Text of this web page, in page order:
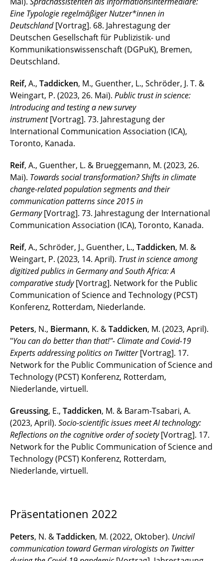
Eine Typologie regelmäßiger Nutzer*innen in
Deutschland[Vortrag]. 68. Jahrestagung der
Deutschen Gesellschaft für Publizistik- und
Kommunikationswissenschaft (DGPuK), Bremen,
Deutschland.
Reif,A., Taddicken, M., Guenther, L., Schröder, J. T. &
Weingart, P. (2023, 26. Mai). Public trust in science:
Introducing and testing a new survey
instrument[Vortrag]. 73. Jahrestagung der
International Communication Association (ICA),
Toronto, Kanada.
Reif, A., Guenther, L. & Brueggemann, M. (2023, 26.
Mai). Towards social transformation? Shifts in climate
change-related population segments and their
communication patterns since 2015 in
Germany[Vortrag]. 73. Jahrestagung der International
Communication Association (ICA), Toronto, Kanada.
Reif, A., Schröder, J., Guenther, L., Taddicken, M. &
Weingart, P. (2023, 14. April). Trust in science among
digitized publics in Germany and South Africa: A
comparative study[Vortrag]. Network for the Public
Communication of Science and Technology (PCST)
Konferenz, Rotterdam, Niederlande.
Peters, N., Biermann, K. &Taddicken, M. (2023, April).
"You can do better than that!"- Climate and Covid-19
Experts addressing politics on Twitter[Vortrag]. 17.
Network for the Public Communication of Science and
Technology (PCST) Konferenz, Rotterdam,
Niederlande, virtuell.
Greussing, E., Taddicken, M. & Baram-Tsabari, A.
(2023, April). Socio-scientific issues meet AI technology:
Reflections on the cognitive order of society[Vortrag]. 17.
Network for the Public Communication of Science and
Technology (PCST) Konferenz, Rotterdam,
Niederlande, virtuell.
Präsentationen 2022
Peters, N. &Taddicken, M. (2022, Oktober). Uncivil
communication toward German virologists on Twitter